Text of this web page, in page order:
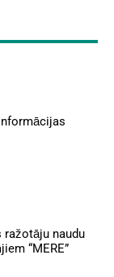
ražotāju naudu
“MERE”